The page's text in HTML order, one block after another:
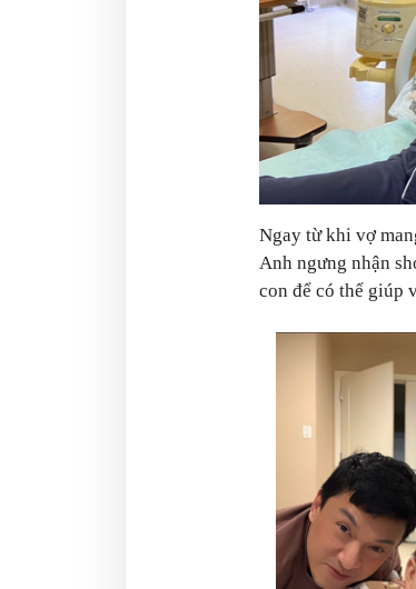
Ngay từ khi vợ
Anh ngưng nhận
con để có thể giúp